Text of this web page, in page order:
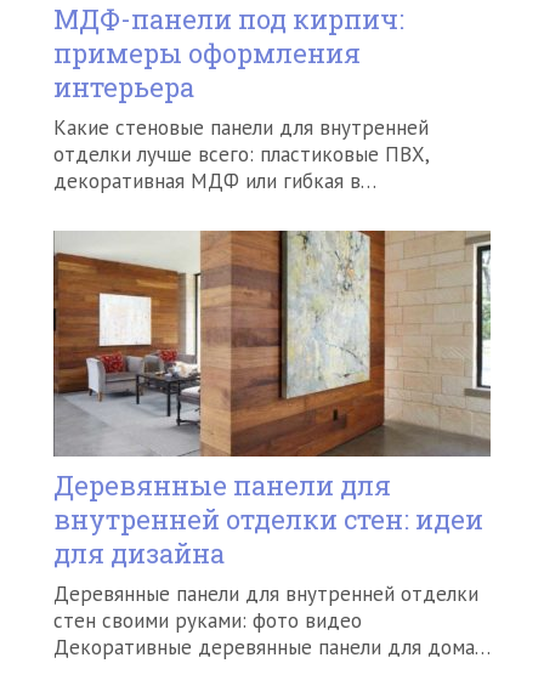
МДФ-панели под кирпич:
примеры оформления
интерьера
Какие стеновые панели для внутренней
отделки лучше всего: пластиковые ПВХ,
декоративная МДФ или гибкая в…
Деревянные панели для
внутренней отделки стен: идеи
для дизайна
Деревянные панели для внутренней отделки
стен своими руками: фото видео
Декоративные деревянные панели для дома…